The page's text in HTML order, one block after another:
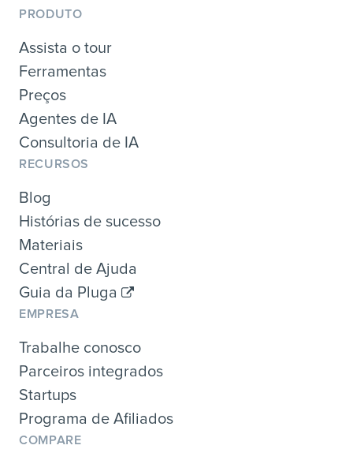
PRODUTO
Assista o tour
Ferramentas
Preços
Agentes de IA
Consultoria de IA
RECURSOS
Blog
Histórias de sucesso
Materiais
Central de Ajuda
Guia da Pluga
EMPRESA
Trabalhe conosco
Parceiros integrados
Startups
Programa de Afiliados
COMPARE